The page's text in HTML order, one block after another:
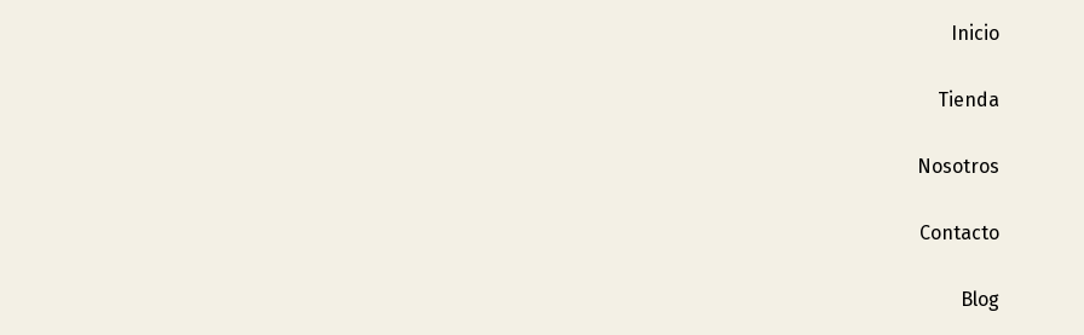
Inicio
Tienda
Nosotros
Contacto
Blog